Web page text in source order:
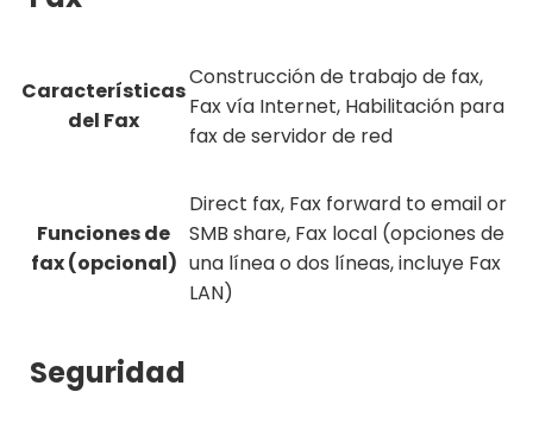
Características
del Fax
Construcción de trabajo de fax,
Fax vía Internet, Habilitación para
fax de servidor de red
Funciones de
fax (opcional)
Direct fax, Fax forward to email or
SMB share, Fax local (opciones de
una línea o dos líneas, incluye Fax
LAN)
Seguridad